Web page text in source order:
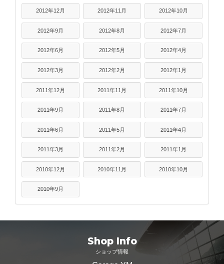
2012年12月 2012年11月 2012年10月
2012年9月 2012年8月 2012年7月
2012年6月 2012年5月 2012年4月
2012年3月 2012年2月 2012年1月
2011年12月 2011年11月 2011年10月
2011年9月 2011年8月 2011年7月
2011年6月 2011年5月 2011年4月
2011年3月 2011年2月 2011年1月
2010年12月 2010年11月 2010年10月
2010年9月
Shop Info
ショップ情報